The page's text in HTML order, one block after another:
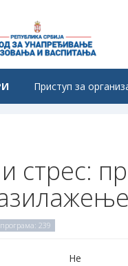
Приступ за
стрес:
239
Не